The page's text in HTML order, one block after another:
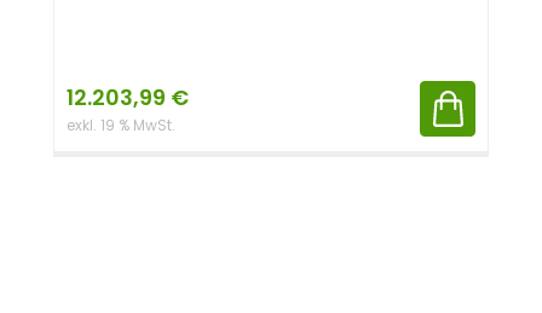
12.203,99 €
exkl. 19 % MwSt.